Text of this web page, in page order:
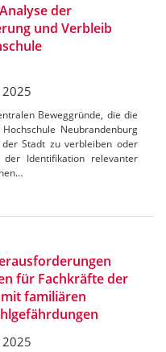
der
und Verbleib
Beweggründe, die die
Neubrandenburg
Stadt zu verbleiben oder
Identifikation relevanter
für Fachkräfte der
familiären